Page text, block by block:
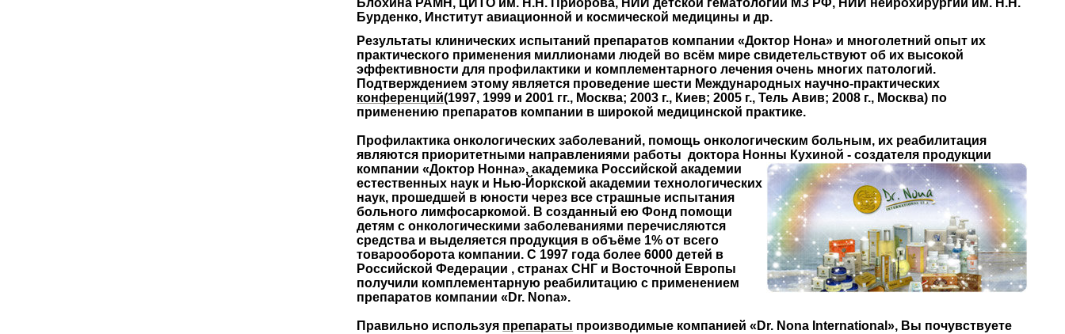
Блохина РАМН, ЦИТО им. Н.Н. Приорова, НИИ детской гематологии МЗ РФ, НИИ нейрохирургии им. Н.Н.
Бурденко, Институт авиационной и космической медицины и др.
Результаты клинических испытаний препаратов компании «Доктор Нона» и многолетний опыт их
практического применения миллионами людей во всём мире свидетельствуют об их высокой
эффективности для профилактики и комплементарного лечения очень многих патологий.
Подтверждением этому является проведение шести Международных научно-практических
конференций(1997, 1999 и 2001 гг., Москва; 2003 г., Киев; 2005 г., Тель Авив; 2008 г., Москва) по
применению препаратов компании в широкой медицинской практике.
Профилактика онкологических заболеваний, помощь онкологическим больным, их реабилитация
являются приоритетными направлениями работы доктора Нонны Кухиной - создателя продукции
компании «Доктор Нонна», академика Российской академии
естественных наук и Нью-Йоркской академии технологических
наук, прошедшей в юности через все страшные испытания
больного лимфосаркомой. В созданный ею Фонд помощи
детям с онкологическими заболеваниями перечисляются
средства и выделяется продукция в объёме 1% от всего
товарооборота компании. С 1997 года более 6000 детей в
Российской Федерации , странах СНГ и Восточной Европы
получили комплементарную реабилитацию с применением
препаратов компании «Dr. Nona».
Правильно используя препараты производимые компанией «Dr. Nona International», Вы почувствуете